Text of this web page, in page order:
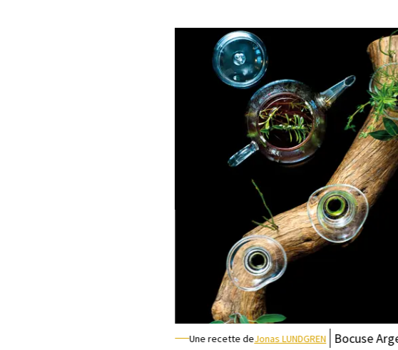
Une recette deJonas LUNDGREN Bocuse